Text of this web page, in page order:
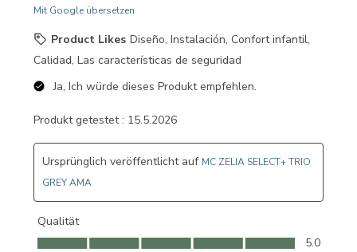
Mit Google übersetzen
Product Likes Diseño, Instalación, Confort infantil,
Calidad, Las características de seguridad
Ja, Ich würde dieses Produkt empfehlen.
Produkt getestet : 15.5.2026
Ursprünglich veröffentlicht auf MC ZELIA SELECT+ TRIO
GREY AMA
Qualität
Qualität, 5.0 von 5
5.0